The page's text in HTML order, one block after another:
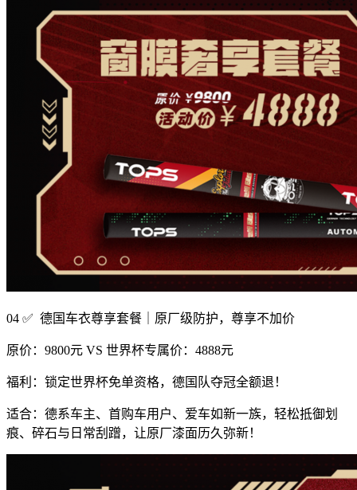
04 ✅ 德国车衣尊享套餐｜原厂级防护，尊享不加价
原价：9800元 VS 世界杯专属价：4888元
福利：锁定世界杯免单资格，德国队夺冠全额退！
适合：德系车主、首购车用户、爱车如新一族，轻松抵御划
痕、碎石与日常刮蹭，让原厂漆面历久弥新！